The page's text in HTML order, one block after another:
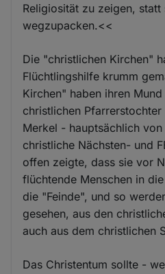
Religiosität zu zeigen, statt
wegzupacken.<<
Die "christlichen Kirchen"
Flüchtlingshilfe krumm
Kirchen" haben ihren
christlichen
Merkel - hauptsächlich
christliche Nächsten- und
offen zeigte, dass sie vor
flüchtende Menschen in
die "Feinde", und so
gesehen, aus den
auch aus dem christlichen
Das Christentum sollte -